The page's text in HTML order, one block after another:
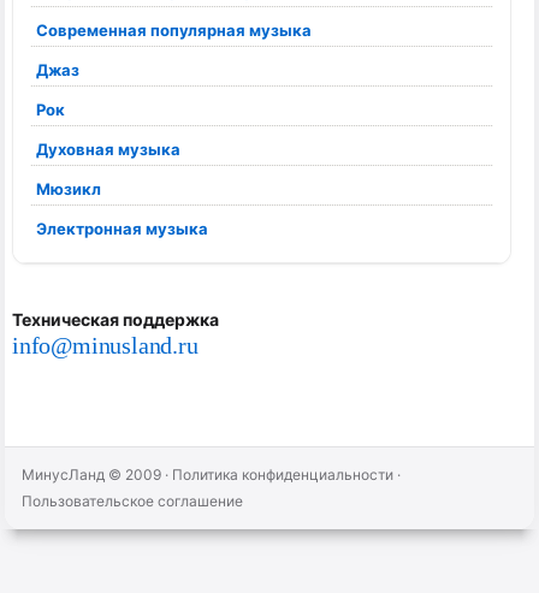
Современная популярная музыка
Джаз
Рок
Духовная музыка
Мюзикл
Электронная музыка
Техническая поддержка
info@minusland.ru
МинусЛанд © 2009 · Политика конфиденциальности ·
Пользовательское соглашение